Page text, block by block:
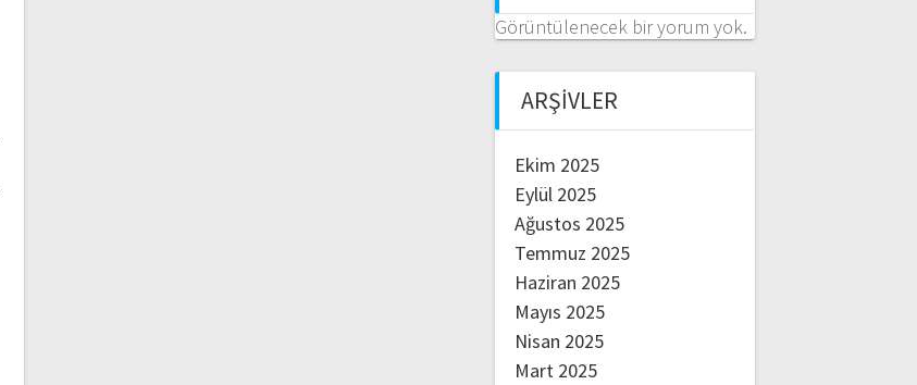
Görüntülenecek bir yorum yok.
ARŞIVLER
Ekim 2025
Eylül 2025
Ağustos 2025
Temmuz 2025
Haziran 2025
Mayıs 2025
Nisan 2025
Mart 2025